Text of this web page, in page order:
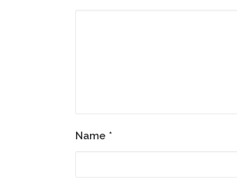
Name *